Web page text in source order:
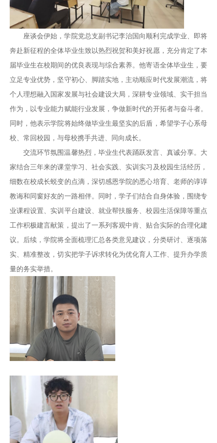
座谈会伊始，学院党总支副书记李治国向顺利完成学业、即将
奔赴新征程的全体毕业生致以热烈祝贺和美好祝愿，充分肯定了本
届毕业生在校期间的优良表现与综合素养。他寄语全体毕业生，要
立足专业优势，坚守初心、脚踏实地，主动顺应时代发展潮流，将
个人理想融入国家发展与社会建设大局，深耕专业领域、实干担当
作为，以专业能力赋能行业发展，争做新时代的开拓者与奋斗者。
同时，他表示学院将始终做毕业生最坚实的后盾，希望学子心系母
校、常回校园，与母校携手共进、同向成长。
交流环节氛围温馨热烈，毕业生代表踊跃发言、真诚分享。大
家结合三年来的课堂学习、社会实践、实训实习及校园生活经历，
细数在校成长蜕变的点滴，深切感恩学院的悉心培育、老师的谆谆
教诲和同窗好友的一路相伴。同时，学子们结合自身体验，围绕专
业课程设置、实训平台建设、就业帮扶服务、校园生活保障等重点
工作积极建言献策，提出了一系列客观中肯、贴合实际的合理化建
议。后续，学院将全面梳理汇总各类意见建议，分类研讨、逐项落
实、精准整改，切实把学子诉求转化为优化育人工作、提升办学质
量的务实举措。